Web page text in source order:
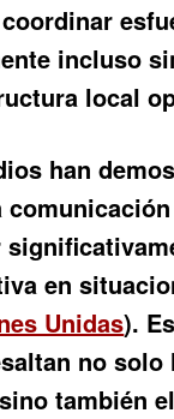
incluso
local
han
en
Unidas).
no solo
también